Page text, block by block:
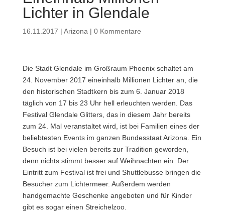
Lichter in Glendale
16.11.2017 | Arizona | 0 Kommentare
Die Stadt Glendale im Großraum Phoenix schaltet am
24. November 2017 eineinhalb Millionen Lichter an, die
den historischen Stadtkern bis zum 6. Januar 2018
täglich von 17 bis 23 Uhr hell erleuchten werden.
Das
Festival Glendale Glitters, das in diesem Jahr bereits
zum 24. Mal veranstaltet wird, ist bei Familien eines der
beliebtesten Events im ganzen Bundesstaat Arizona. Ein
Besuch ist bei vielen bereits zur Tradition geworden,
denn nichts stimmt besser auf Weihnachten ein. Der
Eintritt zum Festival ist frei und Shuttlebusse bringen die
Besucher zum Lichtermeer. Außerdem werden
handgemachte Geschenke angeboten und für Kinder
gibt es sogar einen Streichelzoo.